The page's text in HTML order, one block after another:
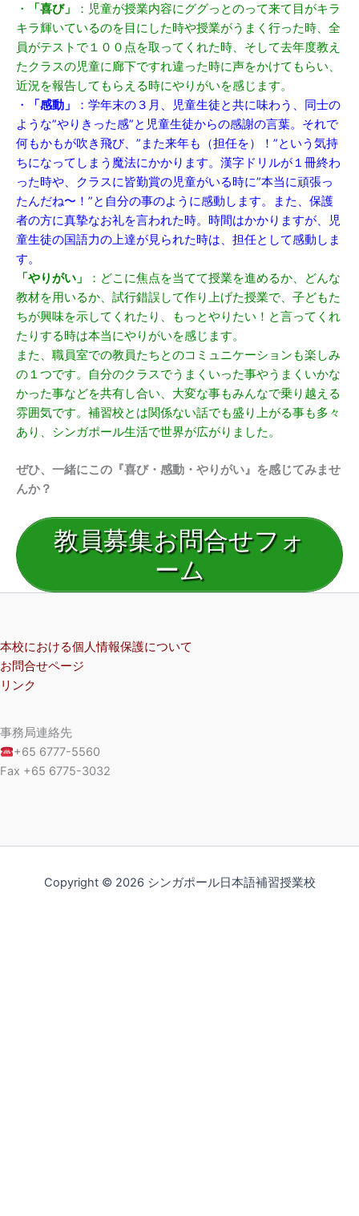
・
「喜び」
：児童が授業内容にググっとのって来て目がキラ
キラ輝いているのを目にした時や授業がうまく行った時、全
員がテストで１００点を取ってくれた時、そして去年度教え
たクラスの児童に廊下ですれ違った時に声をかけてもらい、
近況を報告してもらえる時にやりがいを感じます。
・
「感動」
：学年末の３月、児童生徒と共に味わう、同士の
ような”やりきった感”と児童生徒からの感謝の言葉。それで
何もかもが吹き飛び、”また来年も（担任を）！”という気持
ちになってしまう魔法にかかります。漢字ドリルが１冊終わ
った時や、クラスに皆勤賞の児童がいる時に”本当に頑張っ
たんだね〜！”と自分の事のように感動します。また、保護
者の方に真摯なお礼を言われた時。時間はかかりますが、児
童生徒の国語力の上達が見られた時は、担任として感動しま
す。
「やりがい」
：どこに焦点を当てて授業を進めるか、どんな
教材を用いるか、試行錯誤して作り上げた授業で、子どもた
ちが興味を示してくれたり、もっとやりたい！と言ってくれ
たりする時は本当にやりがいを感じます。
また、職員室での教員たちとのコミュニケーションも楽しみ
の１つです。自分のクラスでうまくいった事やうまくいかな
かった事などを共有し合い、大変な事もみんなで乗り越える
雰囲気です。補習校とは関係ない話でも盛り上がる事も多々
あり、シンガポール生活で世界が広がりました。
ぜひ、一緒にこの『喜び・感動・やりがい』を感じてみませ
んか？
教員募集お問合せフォ
ーム
本校における個人情報保護について
お問合せページ
リンク
事務局連絡先
+65 6777-5560
Fax +65 6775-3032
Copyright © 2026 シンガポール日本語補習授業校